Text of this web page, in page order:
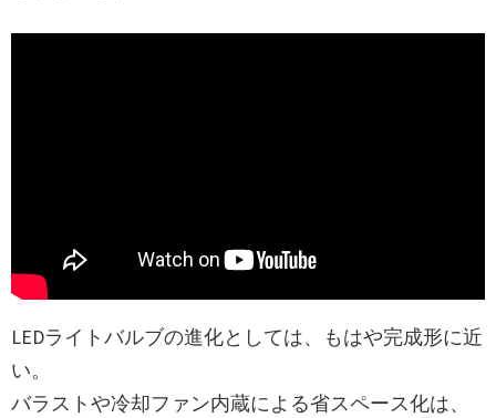
LEDライトバルブの進化としては、もはや完成形に近
い。
バラストや冷却ファン内蔵による省スペース化は、